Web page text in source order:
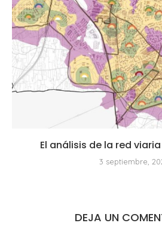
El análisis de la red
3 septiembre,
DEJA UN